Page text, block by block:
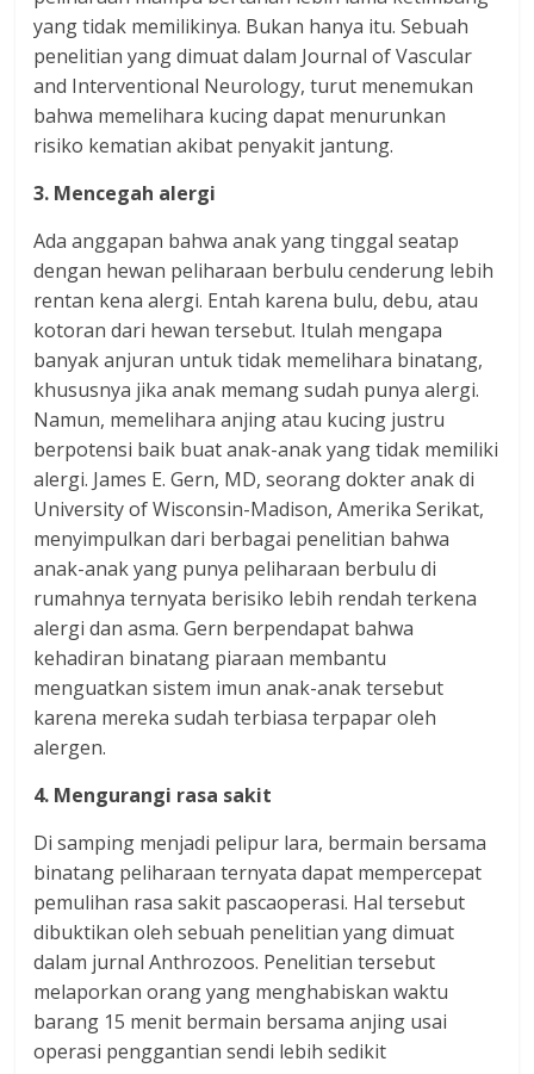
yang tidak memilikinya. Bukan hanya itu. Sebuah
penelitian yang dimuat dalam Journal of Vascular
and Interventional Neurology, turut menemukan
bahwa memelihara kucing dapat menurunkan
risiko kematian akibat penyakit jantung.
3. Mencegah alergi
Ada anggapan bahwa anak yang tinggal seatap
dengan hewan peliharaan berbulu cenderung lebih
rentan kena alergi. Entah karena bulu, debu, atau
kotoran dari hewan tersebut. Itulah mengapa
banyak anjuran untuk tidak memelihara binatang,
khususnya jika anak memang sudah punya alergi.
Namun, memelihara anjing atau kucing justru
berpotensi baik buat anak-anak yang tidak memiliki
alergi. James E. Gern, MD, seorang dokter anak di
University of Wisconsin-Madison, Amerika Serikat,
menyimpulkan dari berbagai penelitian bahwa
anak-anak yang punya peliharaan berbulu di
rumahnya ternyata berisiko lebih rendah terkena
alergi dan asma. Gern berpendapat bahwa
kehadiran binatang piaraan membantu
menguatkan sistem imun anak-anak tersebut
karena mereka sudah terbiasa terpapar oleh
alergen.
4. Mengurangi rasa sakit
Di samping menjadi pelipur lara, bermain bersama
binatang peliharaan ternyata dapat mempercepat
pemulihan rasa sakit pascaoperasi. Hal tersebut
dibuktikan oleh sebuah penelitian yang dimuat
dalam jurnal Anthrozoos. Penelitian tersebut
melaporkan orang yang menghabiskan waktu
barang 15 menit bermain bersama anjing usai
operasi penggantian sendi lebih sedikit